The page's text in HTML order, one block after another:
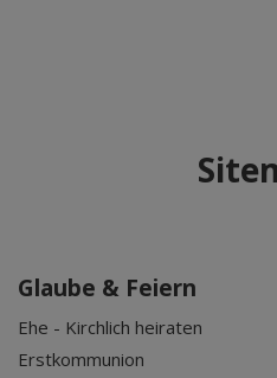
Glaube & Feiern
Ehe - Kirchlich heiraten
Erstkommunion